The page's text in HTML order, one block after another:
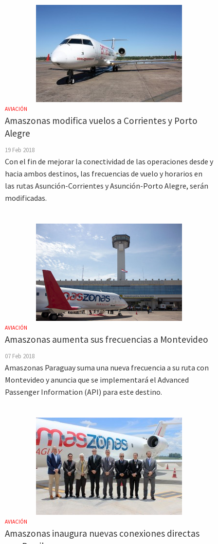
AVIACIÓN
Amaszonas modifica vuelos a Corrientes y Porto
Alegre
19 Feb 2018
Con el fin de mejorar la conectividad de las operaciones desde y
hacia ambos destinos, las frecuencias de vuelo y horarios en
las rutas Asunción-Corrientes y Asunción-Porto Alegre, serán
modificadas.
AVIACIÓN
Amaszonas aumenta sus frecuencias a Montevideo
07 Feb 2018
Amaszonas Paraguay suma una nueva frecuencia a su ruta con
Montevideo y anuncia que se implementará el Advanced
Passenger Information (API) para este destino.
AVIACIÓN
Amaszonas inaugura nuevas conexiones directas